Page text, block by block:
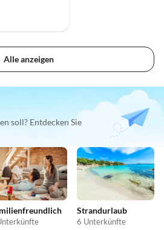
Alle anzeigen
soll? Entdecken Sie
Strandurlaub
6 Unterkünfte